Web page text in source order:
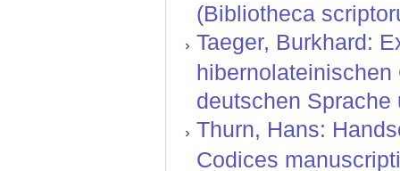
(Bibliotheca
Taeger, Burkhard:
hibernolateinischen
deutschen Sprache
Thurn, Hans:
Codices